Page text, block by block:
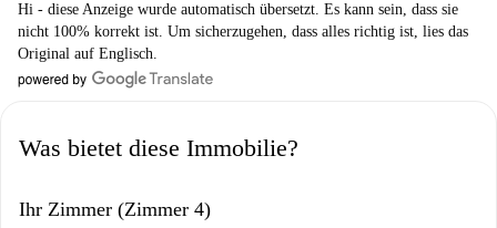
Hi - diese Anzeige wurde automatisch übersetzt. Es kann sein, dass sie
nicht 100% korrekt ist. Um sicherzugehen, dass alles richtig ist, lies das
Original auf Englisch.
Was bietet diese Immobilie?
Ihr Zimmer (Zimmer 4)